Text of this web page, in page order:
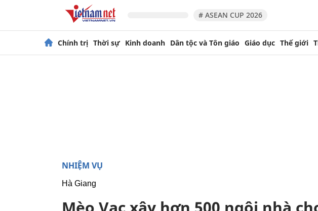
# ASEAN CUP 2026
Chính trị Thời sự Kinh doanh Dân tộc và Tôn giáo Giáo dục Thế giới
NHIỆM VỤ
Hà Giang